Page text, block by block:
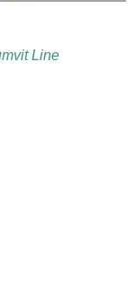
Line